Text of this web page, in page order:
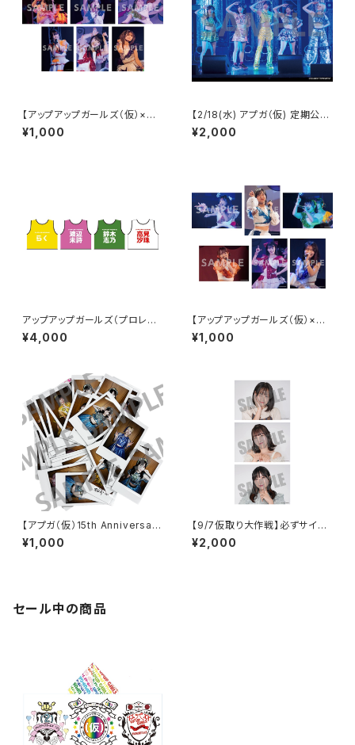
【アップアップガールズ（仮）×
（２）】2Lポートレート（夜公演）
¥1,000
【2/18(水) アプガ（仮) 定期公演
vol.4】ランダムサイン2Lポート
レート
¥2,000
アップアップガールズ（プロレス）
ビブス 2026ver.
¥4,000
【アップアップガールズ（仮）×
（２）】2Lポートレート（昼公演）
¥1,000
【アプガ（仮）15th Anniversar
y】新衣装 ランダムチェキ
¥1,000
【9/7仮取り大作戦】必ずサイン
入り！2Lポートレート
¥2,000
セール中の商品